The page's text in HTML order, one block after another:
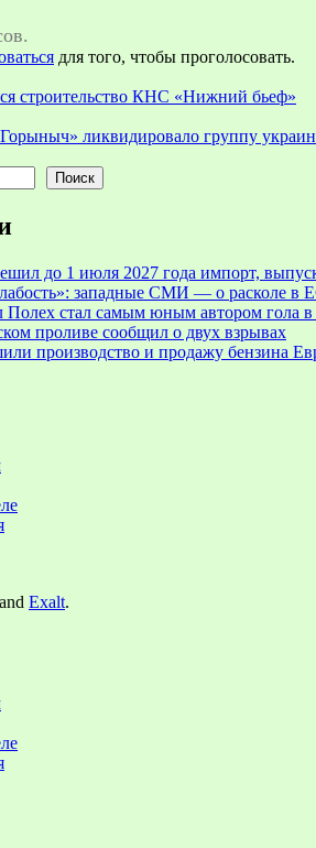
для того, чтобы проголосовать.
строительство КНС «Нижний бьеф»
ликвидировало группу
Поиск
до 1 июля 2027 года импорт,
западные СМИ — о расколе в
Полех стал самым юным автором гола в
проливе сообщил о двух взрывах
производство и продажу бензина
and Exalt.